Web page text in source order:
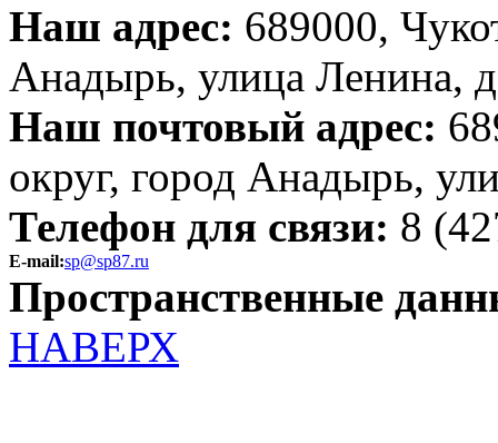
Наш адрес: 689000,
Анадырь, улица Ленина,
Наш почтовый адрес:
округ, город Анадырь,
Телефон для связи: 8
E-mail:sp@sp87.ru
Пространственные
НАВЕРХ